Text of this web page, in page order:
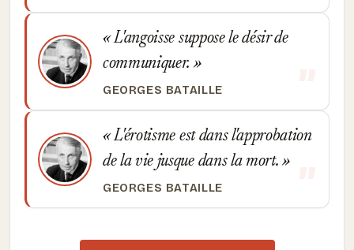
L'angoisse suppose le désir de
communiquer.
GEORGES BATAILLE
L'érotisme est dans l'approbation
de la vie jusque dans la mort.
GEORGES BATAILLE